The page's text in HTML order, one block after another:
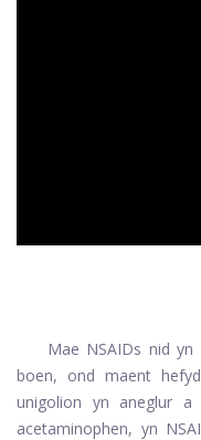
Mae NSAIDs nid
boen, ond maent
unigolion yn aneglur
acetaminophen, yn